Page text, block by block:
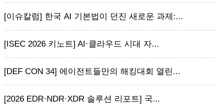
[이슈칼럼] 한국 AI 기본법이 던진 새로운 과제:...
[ISEC 2026 키노트] AI·클라우드 시대 자...
[DEF CON 34] 에이전트들만의 해킹대회 열린...
[2026 EDR·NDR·XDR 솔루션 리포트] 국...